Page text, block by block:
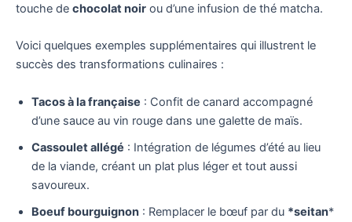
touche de chocolat noir ou d’une infusion de thé matcha.
Voici quelques exemples supplémentaires qui illustrent le
succès des transformations culinaires :
Tacos à la française : Confit de canard accompagné
d’une sauce au vin rouge dans une galette de maïs.
Cassoulet allégé : Intégration de légumes d’été au lieu
de la viande, créant un plat plus léger et tout aussi
savoureux.
Boeuf bourguignon : Remplacer le bœuf par du *seitan*